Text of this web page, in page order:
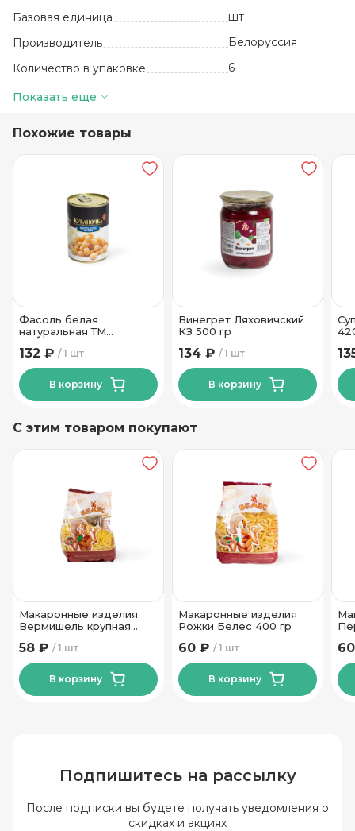
Базовая единица
шт
Производитель
Белоруссия
Количество в упаковке
6
Срок годности
Показать еще
Похожие товары
Фасоль белая
натуральная ТМ
Кубаночка 400 гр
1 шт
132 ₽
В корзину
Винегрет Ляховичский
КЗ 500 гр
1 шт
134 ₽
В корзину
С этим товаром покупают
Макаронные изделия
Вермишель крупная
1 шт
58 ₽
В корзину
Макаронные изделия
Рожки Белес 400 гр
1 шт
60 ₽
В корзину
Подпишитесь на рассылку
После подписки вы будете получать уведомления о
скидках и акциях